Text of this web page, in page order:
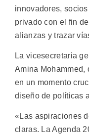
innovadores,
privado con el fin
alianzas y trazar
La vicesecretaria
Amina Mohammed,
en un momento
diseño de políticas
«Las aspiraciones
claras. La Agenda